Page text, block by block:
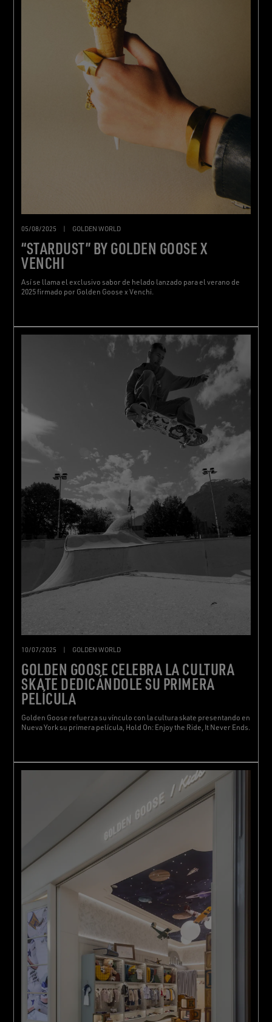
05/08/2025 | GOLDEN WORLD
“STARDUST” BY GOLDEN GOOSE X
VENCHI
Así se llama el exclusivo sabor de helado lanzado para el verano de
2025 firmado por Golden Goose x Venchi.
10/07/2025 | GOLDEN WORLD
GOLDEN GOOSE CELEBRA LA CULTURA
SKATE DEDICÁNDOLE SU PRIMERA
PELÍCULA
Golden Goose refuerza su vínculo con la cultura skate presentando en
Nueva York su primera película, Hold On: Enjoy the Ride, It Never Ends.